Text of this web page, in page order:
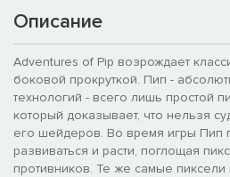
Описание
Adventures of Pip возрождает
боковой прокруткой. Пип -
технологий - всего лишь простой
который доказывает, что нельзя
его шейдеров. Во время игры Пип
развиваться и расти, поглощая
противников. Те же самые